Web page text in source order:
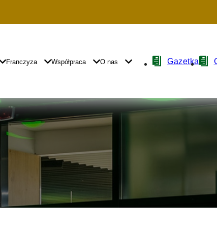
Franczyza Współpraca O nas
NawigacjaGazetka